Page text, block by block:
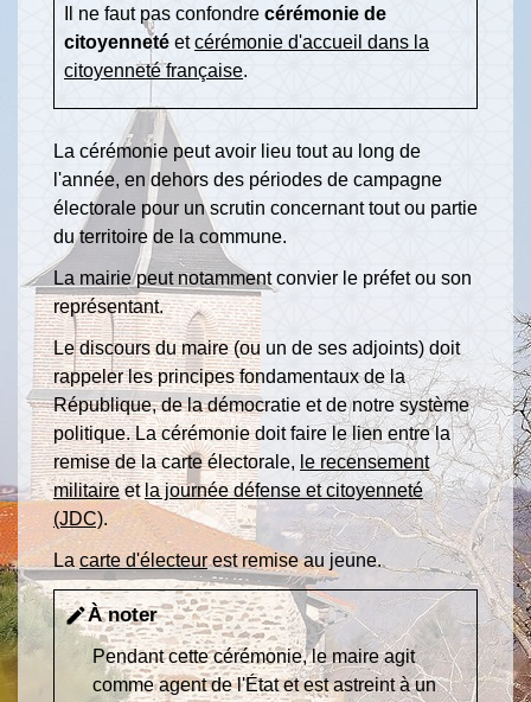
Il ne faut pas confondre cérémonie de
citoyenneté etcérémonie d'accueil dans la
citoyenneté française.
La cérémonie peut avoir lieu tout au long de
l'année, en dehors des périodes de campagne
électorale pour un scrutin concernant tout ou partie
du territoire de la commune.
La mairie peut notamment convier le préfet ou son
représentant.
Le discours du maire (ou un de ses adjoints) doit
rappeler les principes fondamentaux de la
République, de la démocratie et de notre système
politique. La cérémonie doit faire le lien entre la
remise de la carte électorale, le recensement
militaireetla journée défense et citoyenneté
(JDC).
La carte d'électeurest remise au jeune.
editÀ noter
Pendant cette cérémonie, le maire agit
comme agent de l'État et est astreint à un